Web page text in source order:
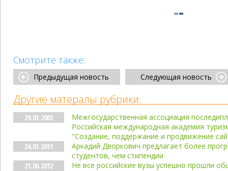
Смотрите также:
Предыдущая новость Следующая новость
Другие матералы рубрики:
29.01.2003
Межгосударственная ассоциация
Российская международная академия
"Создание, поддержание и продвижение
24.01.2011
Аркадий Дворкович предлагает более
студентов, чем стипендии
21.06.2012
Не все российские вузы успешно прошли